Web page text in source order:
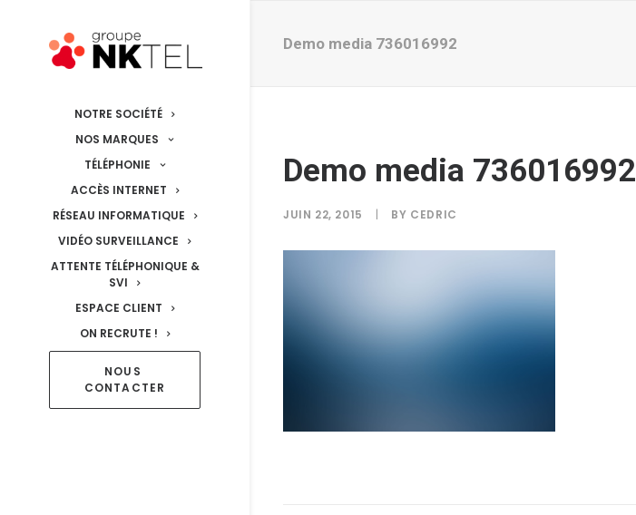
NOTRE SOCIÉTÉ
NOS MARQUES
TÉLÉPHONIE
ACCÈS INTERNET
RÉSEAU INFORMATIQUE
VIDÉO SURVEILLANCE
ATTENTE TÉLÉPHONIQUE &
SVI
ESPACE CLIENT
ON RECRUTE !
NOUS
CONTACTER
Demo media 736016992
Demo media 736016992
JUIN 22, 2015 | BY CEDRIC